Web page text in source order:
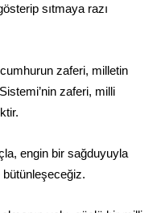
sıtmaya razı
zaferi, milletin
zaferi, milli
engin bir sağduyuyla